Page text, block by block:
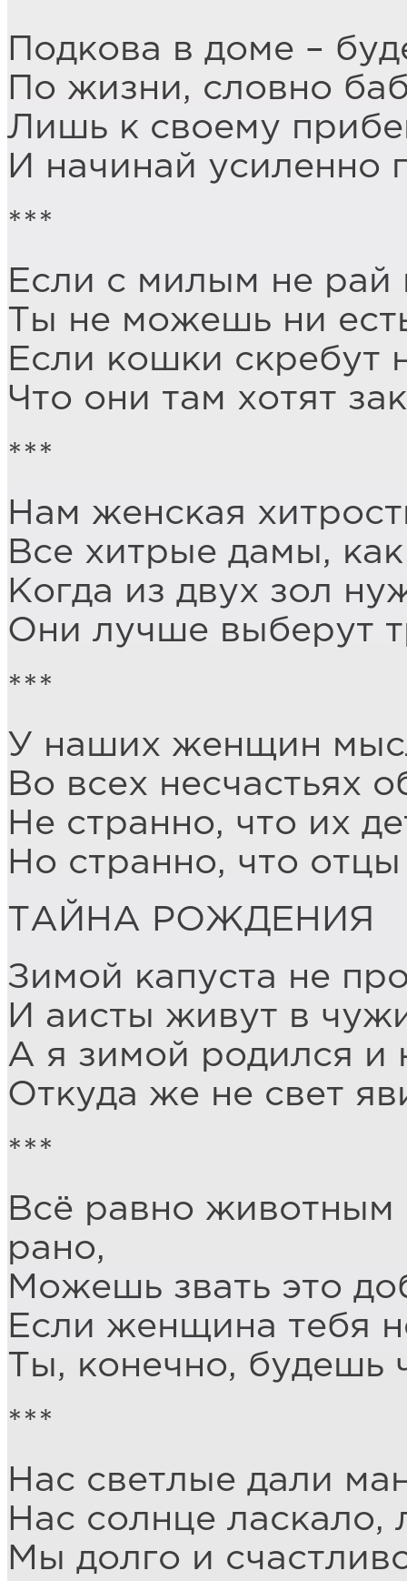
Подкова в доме –
По жизни, словно
Лишь к своему
И начинай усиленно
***
Если с милым не
Ты не можешь ни
Если кошки скребут
Что они там хотят
***
Нам женская
Все хитрые дамы,
Когда из двух зол
Они лучше выберут
***
У наших женщин
Во всех несчастьях
Не странно, что их
Но странно, что
ТАЙНА РОЖДЕНИЯ
Зимой капуста не
И аисты живут в
А я зимой родился и
Откуда же не свет
***
Всё равно животным
рано,
Можешь звать это
Если женщина тебя
Ты, конечно, будешь
***
Нас светлые дали
Нас солнце ласкало,
Мы долго и